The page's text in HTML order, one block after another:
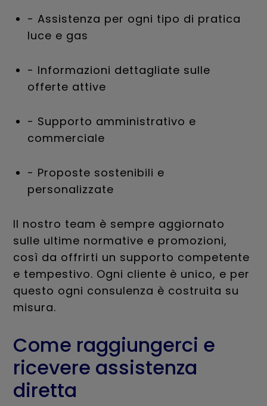
- Assistenza per ogni tipo di pratica
luce e gas
- Informazioni dettagliate sulle
offerte attive
- Supporto amministrativo e
commerciale
- Proposte sostenibili e
personalizzate
Il nostro team è sempre aggiornato
sulle ultime normative e promozioni,
così da offrirti un supporto competente
e tempestivo. Ogni cliente è unico, e per
questo ogni consulenza è costruita su
misura.
Come raggiungerci e
ricevere assistenza
diretta